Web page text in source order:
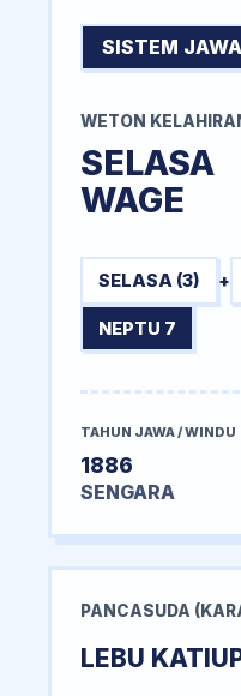
SISTEM JAWA
WETON
SELASA
WAGE
SELASA (3) +
NEPTU 7
TAHUN JAWA / WINDU
1886
SENGARA
PANCASUDA
LEBU